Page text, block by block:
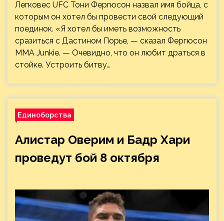
Легковес UFC Тони Фергюсон назвал имя бойца, с
которым он хотел бы провести свой следующий
поединок. «Я хотел бы иметь возможность
сразиться с Дастином Порье, — сказал Фергюсон
MMA Junkie. — Очевидно, что он любит драться в
стойке. Устроить битву…
Единоборства
Алистар Оверим и Бадр Хари
проведут бой 8 октября